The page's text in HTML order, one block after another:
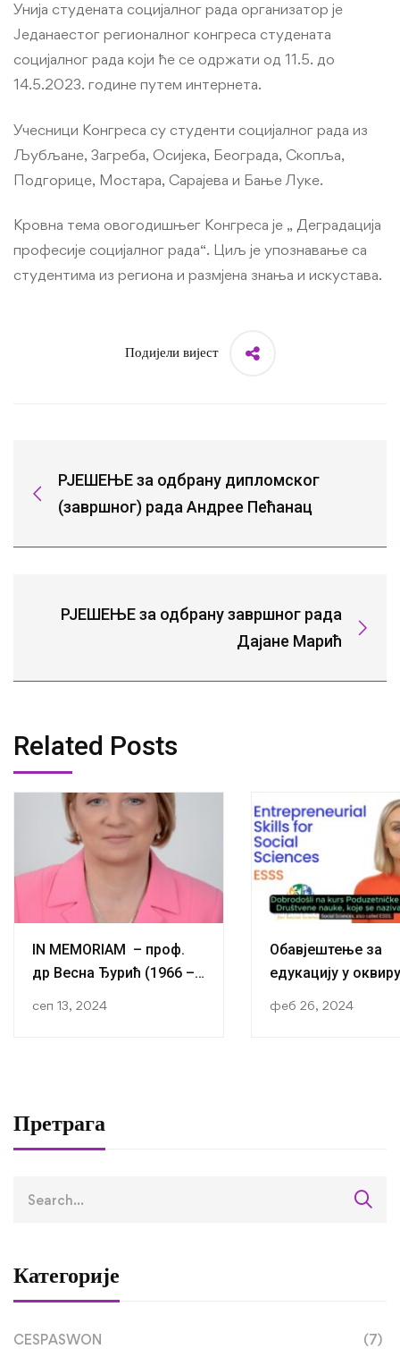
Унија студената социјалног рада организатор је
Једанаестог регионалног конгреса студената
социјалног рада који ће се одржати од 11.5. до
14.5.2023. године путем интернета.
Учесници Kонгреса су студенти социјалног рада из
Љубљане, Загреба, Осијека, Београда, Скопља,
Подгорице, Мостара, Сарајева и Бање Луке.
Kровна тема овогодишњег Kонгреса је „ Деградација
професије социјалног рада“. Циљ је упознавање са
студентима из региона и размјена знања и искустава.
Подијели вијест
РЈЕШЕЊЕ за одбрану дипломског
(завршног) рада Андрее Пећанац
РЈЕШЕЊЕ за одбрану завршног рада
Дајане Марић
Related Posts
IN MEMORIAM – проф.
др Весна Ђурић (1966 –
сеп 13, 2024
Обавјештење за
едукацију у оквиру
феб 26, 2024
Претрага
Категорије
CESPASWON (7)